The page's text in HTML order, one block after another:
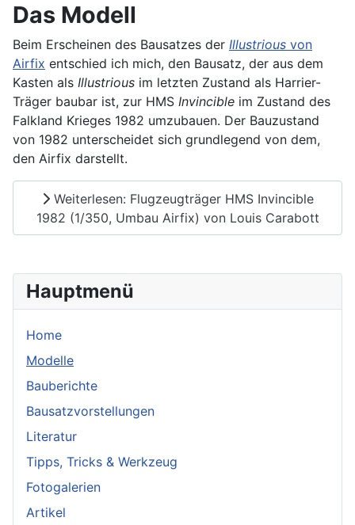
Hauptmenü
Home
Modelle
Bauberichte
Bausatzvorstellungen
Literatur
Tipps, Tricks & Werkzeug
Fotogalerien
Artikel
Das Modell
Beim Erscheinen des Bausatzes der Illustrious von
Airfix entschied ich mich, den Bausatz, der aus dem
Kasten als Illustrious im letzten Zustand als Harrier-
Träger baubar ist, zur HMS Invincible im Zustand des
Falkland Krieges 1982 umzubauen. Der Bauzustand
von 1982 unterscheidet sich grundlegend von dem,
den Airfix darstellt.
Weiterlesen: Flugzeugträger HMS Invincible
1982 (1/350, Umbau Airfix) von Louis Carabott